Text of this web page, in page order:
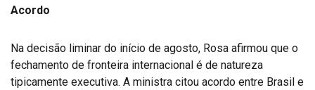
Acordo
Na decisão liminar do início de agosto, Rosa afirmou que o
fechamento de fronteira internacional é de natureza
tipicamente executiva. A ministra citou acordo entre Brasil e